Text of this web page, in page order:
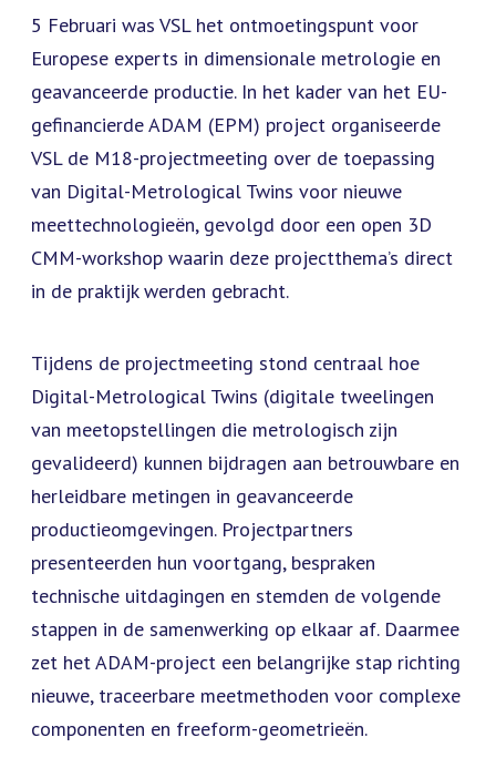
5 Februari was VSL het ontmoetingspunt voor
Europese experts in dimensionale metrologie en
geavanceerde productie. In het kader van het EU-
gefinancierde ADAM (EPM) project organiseerde
VSL de M18-projectmeeting over de toepassing
van Digital-Metrological Twins voor nieuwe
meettechnologieën, gevolgd door een open 3D
CMM-workshop waarin deze projectthema’s direct
in de praktijk werden gebracht.
Tijdens de projectmeeting stond centraal hoe
Digital-Metrological Twins (digitale tweelingen
van meetopstellingen die metrologisch zijn
gevalideerd) kunnen bijdragen aan betrouwbare en
herleidbare metingen in geavanceerde
productieomgevingen. Projectpartners
presenteerden hun voortgang, bespraken
technische uitdagingen en stemden de volgende
stappen in de samenwerking op elkaar af. Daarmee
zet het ADAM-project een belangrijke stap richting
nieuwe, traceerbare meetmethoden voor complexe
componenten en freeform-geometrieën.